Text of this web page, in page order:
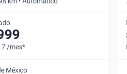
/mes*
México